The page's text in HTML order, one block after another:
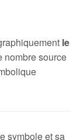
le
nombre source
symbole et sa